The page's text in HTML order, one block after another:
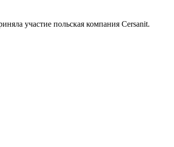
участие польская компания Cersanit.